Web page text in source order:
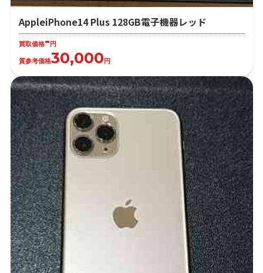
AppleiPhone14 Plus 128GB電子機器レッド
買取価格-円
質参考価格30,000円